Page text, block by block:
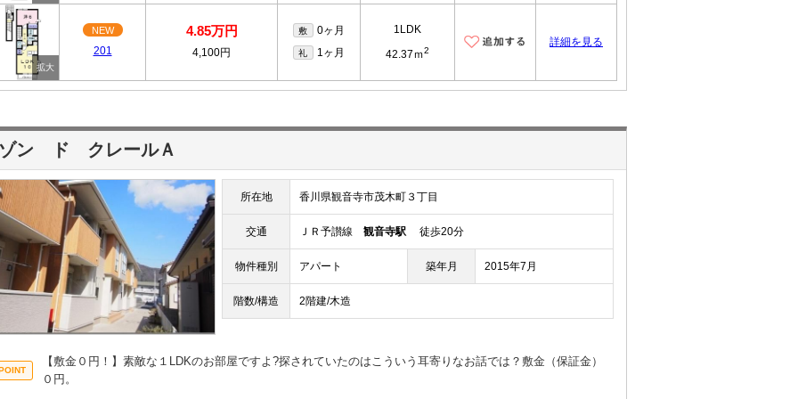
NEW
201
4.85万円
4,100円
敷 0ヶ月
礼 1ヶ月
1LDK
42.37ｍ2
詳細を見る
ン ド クレールＡ
所在地 香川県観音寺市茂木町３丁目
交通 ＪＲ予讃線 観音寺駅 徒歩20分
物件種別 アパート 築年月 2015年7月
階数/構造 2階建/木造
【敷金０円！】素敵な１LDKのお部屋ですよ?探されていたのはこういう耳寄りなお話では？敷金（保証金）
０円。